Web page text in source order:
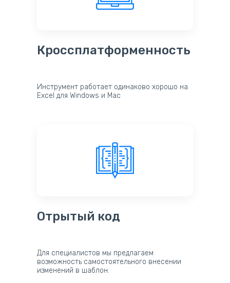
Кроссплатформенность
Инструмент работает одинаково хорошо на
Excel для Windows и Mac
Отрытый код
Для специалистов мы предлагаем
возможность самостоятельного внесении
изменений в шаблон.